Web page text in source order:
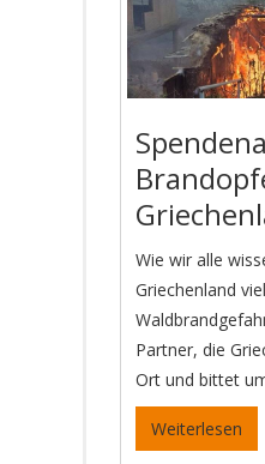
Wie wir alle
Griechenland
Partner, die
Ort und bittet
Weiterlesen